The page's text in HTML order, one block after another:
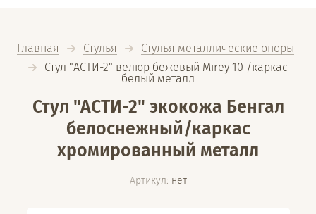
Главная Стулья
Стулья металлические опоры
  Стул "АСТИ-2" велюр бежевый Mirey 10 /каркас
белый металл
Стул "АСТИ-2" экокожа Бенгал
белоснежный/каркас
хромированный металл
Артикул: нет